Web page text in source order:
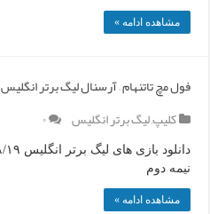
مشاهده ادامه »
فول مچ تاتنهام – آرسنال لیگ برتر انگلیس
کلیپ,لیگ برتر انگلیس ۰
نیمه دوم
مشاهده ادامه »